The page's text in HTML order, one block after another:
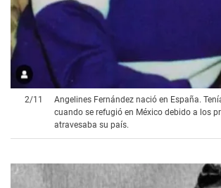
2/11
Angelines Fernández nació en España.
cuando se refugió en México debido a los
atravesaba su país.